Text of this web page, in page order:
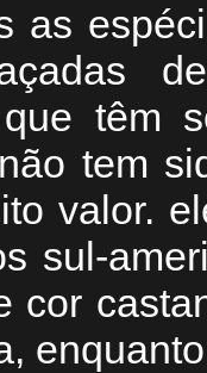
as
têm
tem
valor.
sul-
cor